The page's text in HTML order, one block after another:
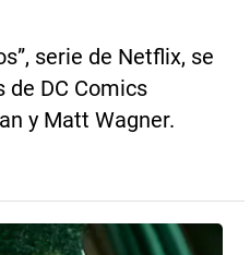
serie de Netflix, se
de DC Comics
y Matt Wagner.